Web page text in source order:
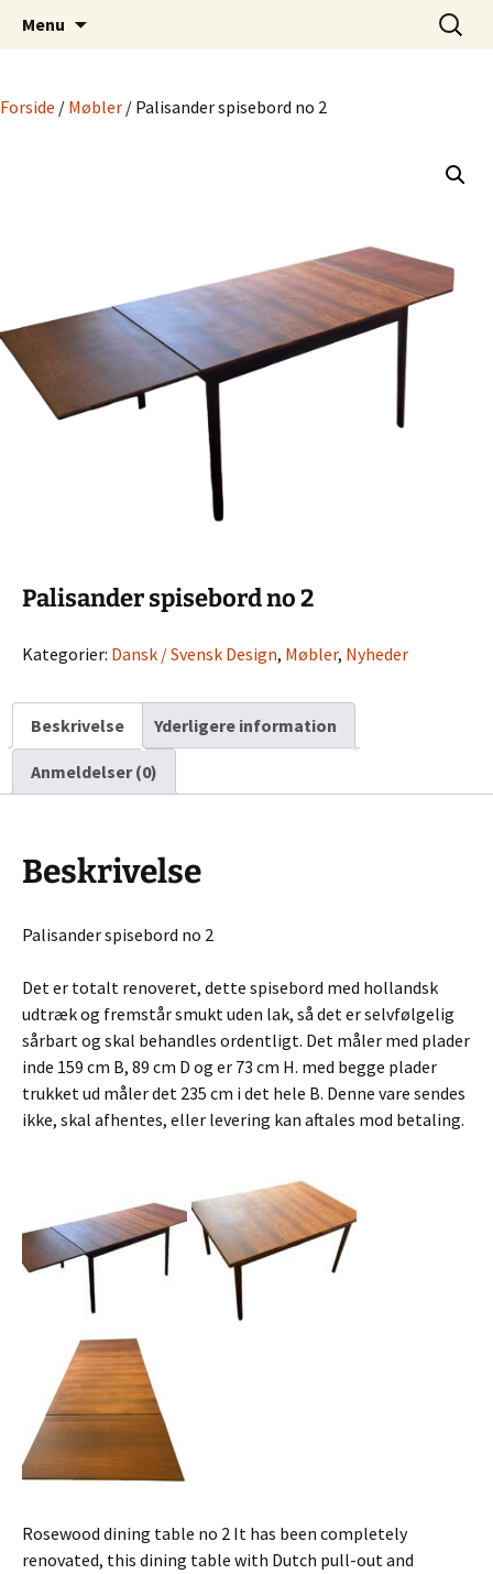
Retro-Shoppen.DK
Dansk Design fra 1940 til 1980
Menu
Søg
efter:
Forside / Møbler / Palisander spisebord no 2
Palisander spisebord no 2
Kategorier: Dansk / Svensk Design, Møbler, Nyheder
Beskrivelse Yderligere information
Anmeldelser (0)
Beskrivelse
Palisander spisebord no 2
Det er totalt renoveret, dette spisebord med hollandsk
udtræk og fremstår smukt uden lak, så det er selvfølgelig
sårbart og skal behandles ordentligt. Det måler med plader
inde 159 cm B, 89 cm D og er 73 cm H. med begge plader
trukket ud måler det 235 cm i det hele B. Denne vare sendes
ikke, skal afhentes, eller levering kan aftales mod betaling.
Rosewood dining table no 2 It has been completely
renovated, this dining table with Dutch pull-out and